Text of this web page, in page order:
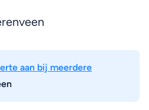
aan bij meerdere